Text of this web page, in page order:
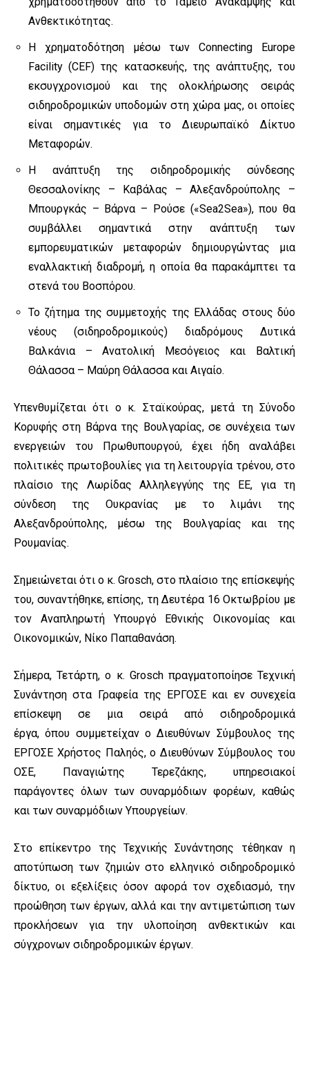
Ανθεκτικότητας.
Η χρηματοδότηση μέσω των Connecting Europe
Facility (CEF) της κατασκευής, της ανάπτυξης, του
εκσυγχρονισμού και της ολοκλήρωσης σειράς
σιδηροδρομικών υποδομών στη χώρα μας, οι οποίες
είναι σημαντικές για το Διευρωπαϊκό Δίκτυο
Μεταφορών.
Η ανάπτυξη της σιδηροδρομικής σύνδεσης
Θεσσαλονίκης – Καβάλας – Αλεξανδρούπολης –
Μπουργκάς – Βάρνα – Ρούσε («Sea2Sea»), που θα
συμβάλλει σημαντικά στην ανάπτυξη των
εμπορευματικών μεταφορών δημιουργώντας μια
εναλλακτική διαδρομή, η οποία θα παρακάμπτει τα
στενά του Βοσπόρου.
Το ζήτημα της συμμετοχής της Ελλάδας στους δύο
νέους (σιδηροδρομικούς) διαδρόμους Δυτικά
Βαλκάνια – Ανατολική Μεσόγειος και Βαλτική
Θάλασσα – Μαύρη Θάλασσα και Αιγαίο.
Υπενθυμίζεται ότι ο κ. Σταϊκούρας, μετά τη Σύνοδο
Κορυφής στη Βάρνα της Βουλγαρίας, σε συνέχεια των
ενεργειών του Πρωθυπουργού, έχει ήδη αναλάβει
πολιτικές πρωτοβουλίες για τη λειτουργία τρένου, στο
πλαίσιο της Λωρίδας Αλληλεγγύης της ΕΕ, για τη
σύνδεση της Ουκρανίας με το λιμάνι της
Αλεξανδρούπολης, μέσω της Βουλγαρίας και της
Ρουμανίας.
Σημειώνεται ότι ο κ. Grosch, στο πλαίσιο της επίσκεψής
του, συναντήθηκε, επίσης, τη Δευτέρα 16 Οκτωβρίου με
τον Αναπληρωτή Υπουργό Εθνικής Οικονομίας και
Οικονομικών, Νίκο Παπαθανάση.
Σήμερα, Τετάρτη, ο κ. Grosch πραγματοποίησε Τεχνική
Συνάντηση στα Γραφεία της ΕΡΓΟΣΕ και εν συνεχεία
επίσκεψη σε μια σειρά από σιδηροδρομικά
έργα, όπου συμμετείχαν ο Διευθύνων Σύμβουλος της
ΕΡΓΟΣΕ Χρήστος Παληός, ο Διευθύνων Σύμβουλος του
ΟΣΕ, Παναγιώτης Τερεζάκης, υπηρεσιακοί
παράγοντες όλων των συναρμόδιων φορέων, καθώς
και των συναρμόδιων Υπουργείων.
Στο επίκεντρο της Τεχνικής Συνάντησης τέθηκαν η
αποτύπωση των ζημιών στο ελληνικό σιδηροδρομικό
δίκτυο, οι εξελίξεις όσον αφορά τον σχεδιασμό, την
προώθηση των έργων, αλλά και την αντιμετώπιση των
προκλήσεων για την υλοποίηση ανθεκτικών και
σύγχρονων σιδηροδρομικών έργων.